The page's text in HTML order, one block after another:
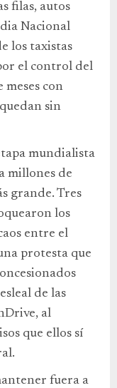
filas, autos
Nacional
los taxistas
el control del
con
sin
mundialista
millones de
grande. Tres
los
entre el
protesta que
de las
al
que ellos sí
fuera a